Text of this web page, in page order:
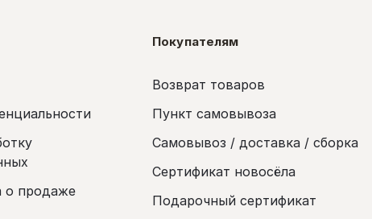
о продаже
Покупателям
Возврат товаров
Пункт самовывоза
Самовывоз / доставка / сборка
Сертификат новосёла
Подарочный сертификат